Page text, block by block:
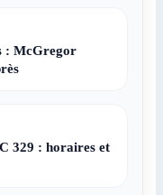
: McGregor
329 : horaires et